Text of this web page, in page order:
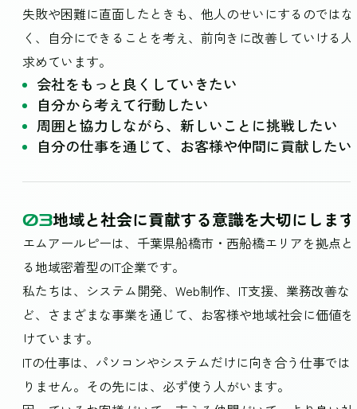
失敗や困難に直面したときも、他人のせいにするのではな
く、自分にできることを考え、前向きに改善していける
求めています。
会社をもっと良くしていきたい
自分から考えて行動したい
周囲と協力しながら、新しいことに挑戦したい
自分の仕事を通じて、お客様や仲間に貢献したい
03地域と社会に貢献する意識を大切にします
エムアールピーは、千葉県船橋市・西船橋エリアを拠点
る地域密着型のIT企業です。
私たちは、システム開発、Web制作、IT支援、業務改善な
ど、さまざまな事業を通じて、お客様や地域社会に価値
けています。
ITの仕事は、パソコンやシステムだけに向き合う仕事では
りません。その先には、必ず使う人がいます。